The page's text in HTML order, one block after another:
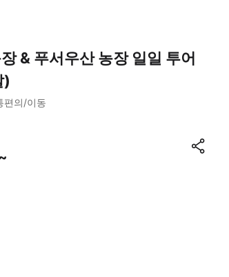
& 푸서우산 농장 일일 투어
)
편의/이동